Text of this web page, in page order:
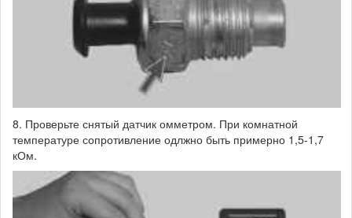
8. Проверьте снятый датчик омметром. При комнатной
температуре сопротивление одлжно быть примерно 1,5-1,7
кОм.